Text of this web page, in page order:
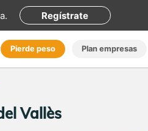
. Regístrate
Pierde peso Plan empresas
Vallès